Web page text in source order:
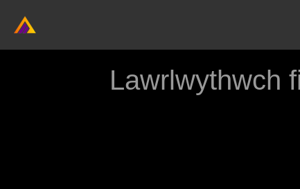
Lawrlwythwch